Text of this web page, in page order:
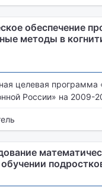
обеспечение
методы в
целевая программа
России» на 2009-